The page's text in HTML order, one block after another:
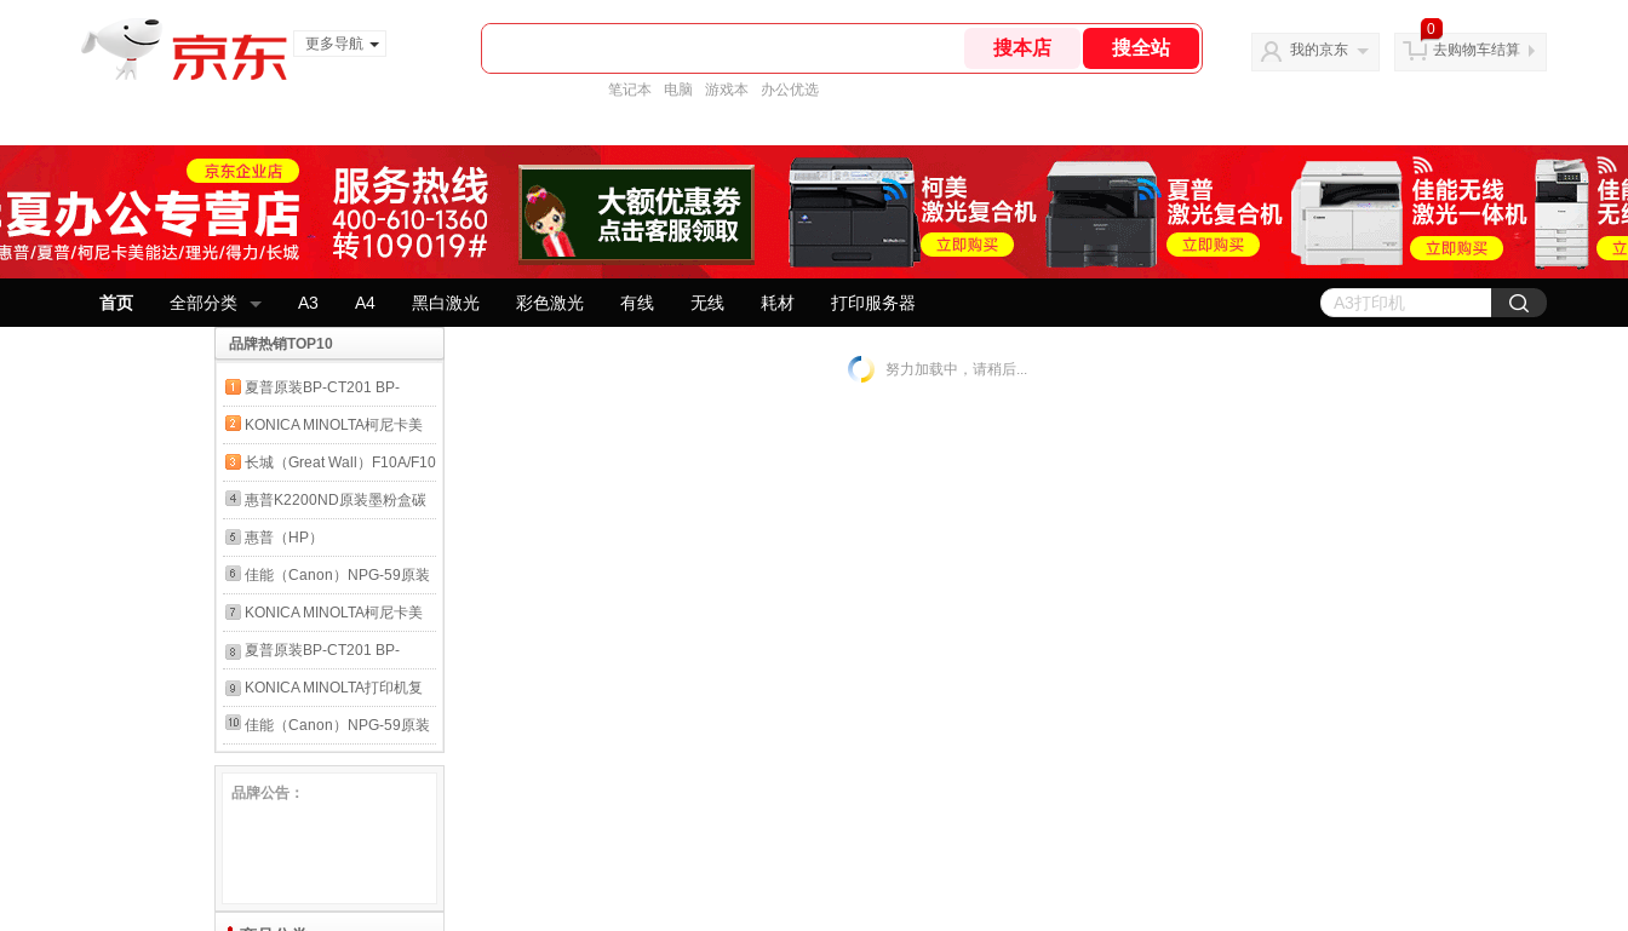
更多导航
笔记本 电脑 游戏本 办公优选
我的京东
0
去购物车结算
首页 全部分类 A3 A4 黑白激光 彩色激光 有线 无线 耗材 打印服务器
品牌热销TOP10
夏普原装BP-CT201 BP-
CT200 BP-CT300 2322
2522粉盒碳粉墨盒 BP-
CT200原装粉盒 大容量2322
2522 原装 碳粉
KONICA MINOLTA柯尼卡美
能达 c226粉盒原装 柯美
C226碳粉 C266墨粉墨盒柯
美c226原装碳粉TN223 柯尼
卡美能达 TN223K（黑色） H
大容量裝（黑色23000/彩色
200
长城（Great Wall）F10A/F10
原装正品墨粉碳粉盒 适用长
城
M6022/6024ADN;M8022/8024ADN
F10A 黑色标容碳粉盒（约印
5400页）
惠普K2200ND原装墨粉盒碳
粉硒鼓墨盒惠普耗材 K2200
墨粉 707S 707L R707 三星
D707S墨粉碳粉盒6000页 三
星原装
惠普（HP）
256A/256X/w1333A X适用
433a 436n 437n nda粉盒墨
粉墨盒硒鼓 适用436和433a
低容56A墨粉粉盒7400页 惠
普原装
佳能（Canon）NPG-59原装
墨粉碳粉盒 g59墨粉盒硒鼓
（适用
2206L/N/2224L/N/2202/2002/2204/2206AD/2206i/2425）
NPG-59标准装10200页
2204/2206 粉盒墨盒碳粉墨粉
KONICA MINOLTA柯尼卡美
能达 c226粉盒原装 柯美
C226碳粉 C266墨粉墨盒柯
美c226原装碳粉TN223 柯尼
卡美能达 TN223CMYK（四
色套装） L标准装（黑色
夏普原装BP-CT201 BP-
CT200 BP-CT300 2322
2522粉盒碳粉墨盒 BP-
3151 原装 碳粉
KONICA MINOLTA打印机复
印机一体机/打印机/工作台专
黑色 600×550×445mm（适
佳能（Canon）NPG-59原装
墨粉碳粉盒 g59墨粉盒硒鼓
（适用
2204/2206 粉盒墨盒碳粉墨粉
品牌公告：
努力加载中，请稍后...